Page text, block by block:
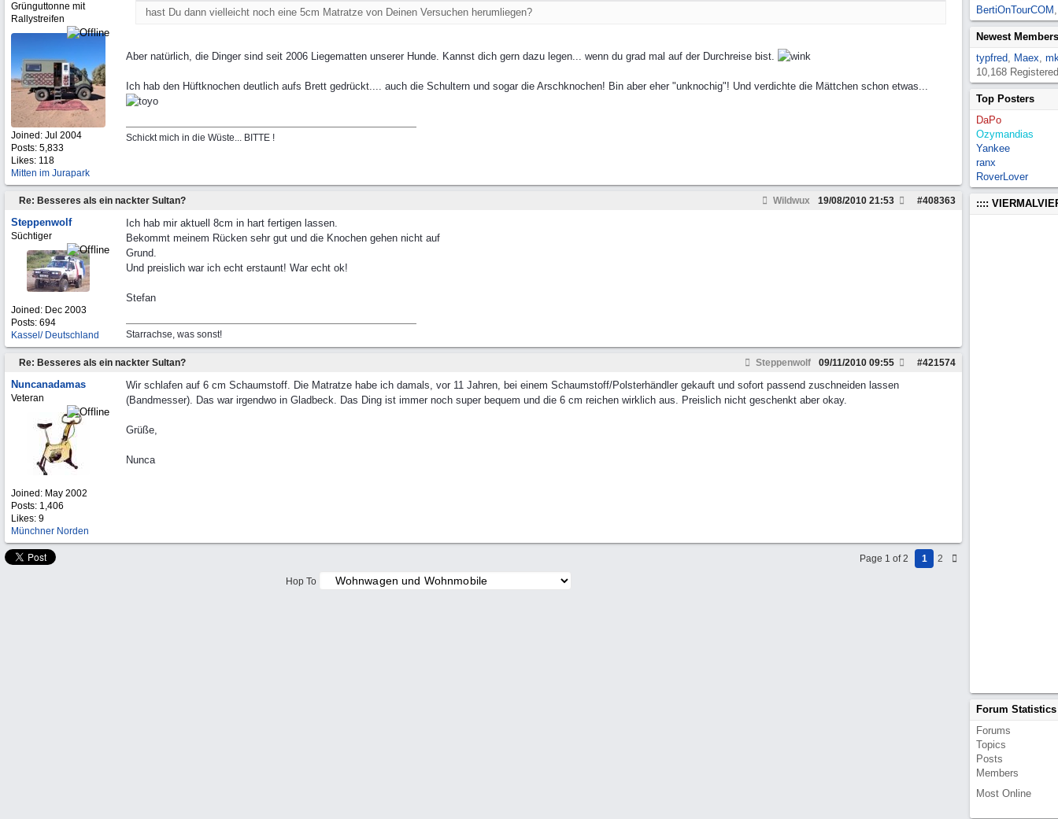
Grünguttonne mit
Rallystreifen
Joined: Jul 2004
Posts: 5,833
Likes: 118
Mitten im Jurapark
hast Du dann vielleicht noch eine 5cm Matratze von Deinen Versuchen herumliegen?
Aber natürlich, die Dinger sind seit 2006 Liegematten unserer Hunde. Kannst dich gern dazu legen... wenn du grad mal auf der Durchreise bist.
Ich hab den Hüftknochen deutlich aufs Brett gedrückt.... auch die Schultern und sogar die Arschknochen! Bin aber eher "unknochig"! Und verdichte die Mättchen schon etwas...
Schickt mich in die Wüste... BITTE !
Re: Besseres als ein nackter Sultan? Wildwux #408363
19/08/2010 21:53
Steppenwolf
Süchtiger
Joined: Dec 2003
Posts: 694
Kassel/ Deutschland
Ich hab mir aktuell 8cm in hart fertigen lassen.
Bekommt meinem Rücken sehr gut und die Knochen gehen nicht auf
Grund.
Und preislich war ich echt erstaunt! War echt ok!
Stefan
Starrachse, was sonst!
Re: Besseres als ein nackter Sultan? Steppenwolf #421574
09/11/2010 09:55
Nuncanadamas
Veteran
Joined: May 2002
Posts: 1,406
Likes: 9
Münchner Norden
Wir schlafen auf 6 cm Schaumstoff. Die Matratze habe ich damals, vor 11 Jahren, bei einem Schaumstoff/Polsterhändler gekauft und sofort passend zuschneiden lassen
(Bandmesser). Das war irgendwo in Gladbeck. Das Ding ist immer noch super bequem und die 6 cm reichen wirklich aus. Preislich nicht geschenkt aber okay.
Grüße,
Nunca
Page 1 of 2 1 2
Hop To
BertiOnTourCOM
Newest Members
typfred, Maex,
10,168
Top Posters
DaPo
Ozymandias
Yankee
ranx
RoverLover
::::
Forum Statistics
Forums
Topics
Posts
Members
Most Online